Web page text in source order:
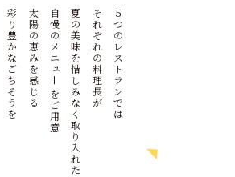
５
つ
の
レ
ス
ト
ラ
ン
で
は
そ
れ
ぞ
れ
の
料
理
長
が
夏
の
美
味
を
惜
し
み
な
く
取
り
入
れ
た
自
慢
の
メ
ニ
ュ
を
ご
用
意
太
陽
の
恵
み
を
感
じ
る
彩
り
豊
か
な
ご
ち
そ
う
を